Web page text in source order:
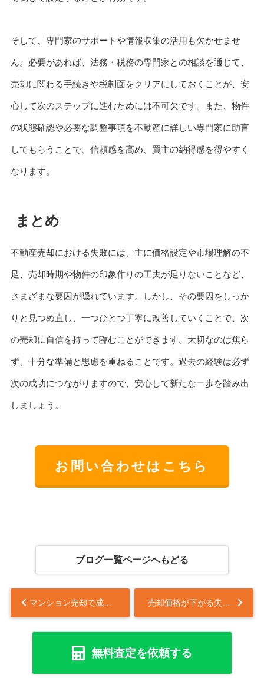
そして、専門家のサポートや情報収集の活用も欠かせませ
ん。必要があれば、法務・税務の専門家との相談を通じて、
売却に関わる手続きや税制面をクリアにしておくことが、安
心して次のステップに進むためには不可欠です。また、物件
の状態確認や必要な調整事項を不動産に詳しい専門家に助言
してもらうことで、信頼感を高め、買主の納得感を得やすく
なります。
まとめ
不動産売却における失敗には、主に価格設定や市場理解の不
足、売却時期や物件の印象作りの工夫が足りないことなど、
さまざまな要因が隠れています。しかし、その要因をしっか
りと見つめ直し、一つひとつ丁寧に改善していくことで、次
の売却に自信を持って臨むことができます。大切なのは焦ら
ず、十分な準備と思慮を重ねることです。過去の経験は必ず
次の成功につながりますので、安心して新たな一歩を踏み出
しましょう。
お問い合わせはこちら
ブログ一覧ページへもどる
マンション売却で成功するコツは？始め方から注意点を解説...
無料査定を依頼する